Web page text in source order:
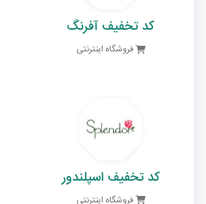
کد تخفیف آفرنگ
فروشگاه اینترنتی
کد تخفیف اسپلندور
فروشگاه اینترنتی